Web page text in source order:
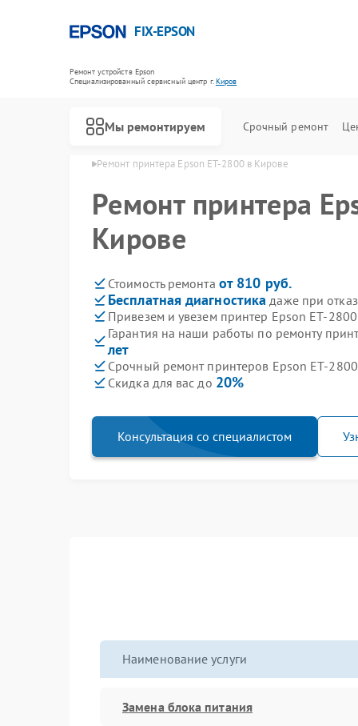
FIX-EPSON
Ремонт устройств Epson
Специализированный cервисный центр г.Киров
Мы ремонтируем Срочный ремонт
Ремонт принтера Epson ET-2800 в Кирове
Ремонт принтера
Кирове
Стоимость ремонта от 810 руб.
Бесплатная диагностика даже при
Привезем и увезем принтер Epson ET-
Гарантия на наши работы по ремонту
лет
Срочный ремонт принтеров Epson ET-2800
Скидка для вас до 20%
Консультация со специалистом
Наименование услуги
Замена блока питания